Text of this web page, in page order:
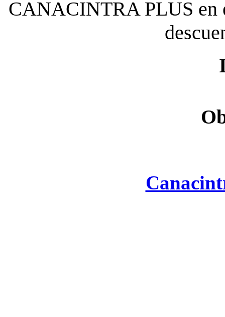
CANACINTRA PLUS en